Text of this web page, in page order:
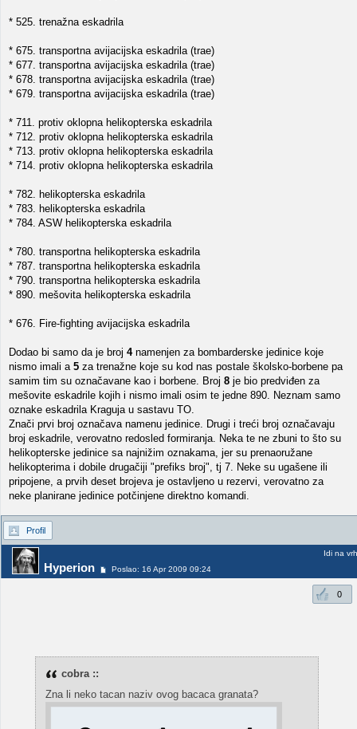
* 525. trenažna eskadrila
* 675. transportna avijacijska eskadrila (trae)
* 677. transportna avijacijska eskadrila (trae)
* 678. transportna avijacijska eskadrila (trae)
* 679. transportna avijacijska eskadrila (trae)
* 711. protiv oklopna helikopterska eskadrila
* 712. protiv oklopna helikopterska eskadrila
* 713. protiv oklopna helikopterska eskadrila
* 714. protiv oklopna helikopterska eskadrila
* 782. helikopterska eskadrila
* 783. helikopterska eskadrila
* 784. ASW helikopterska eskadrila
* 780. transportna helikopterska eskadrila
* 787. transportna helikopterska eskadrila
* 790. transportna helikopterska eskadrila
* 890. mešovita helikopterska eskadrila
* 676. Fire-fighting avijacijska eskadrila
Dodao bi samo da je broj 4namenjen za bombarderske jedinice koje
nismo imali a 5 za trenažne koje su kod nas postale školsko-borbene pa
samim tim su označavane kao i borbene. Broj 8 je bio predviđen za
mešovite eskadrile kojih i nismo imali osim te jedne 890. Neznam samo
oznake eskadrila Kraguja u sastavu TO.
Znači prvi broj označava namenu jedinice. Drugi i treći broj označavaju
broj eskadrile, verovatno redosled formiranja. Neka te ne zbuni to što su
helikopterske jedinice sa najnižim oznakama, jer su prenaoružane
helikopterima i dobile drugačiji "prefiks broj", tj 7. Neke su ugašene ili
pripojene, a prvih deset brojeva je ostavljeno u rezervi, verovatno za
neke planirane jedinice potčinjene direktno komandi.
Profil
Hyperion Poslao: 16 Apr 2009 09:24
Idi na vrh
0
cobra ::
Zna li neko tacan naziv ovog bacaca granata?